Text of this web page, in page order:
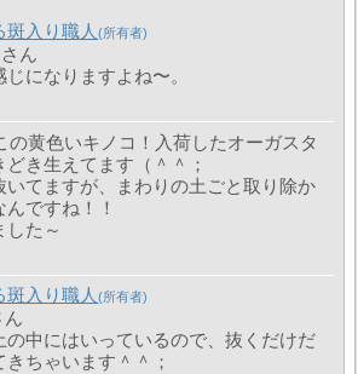
斑入り職人
ん
になりますよね〜。
の黄色いキノコ！入荷したオーガスタ
どき生えてます（＾＾；
いてますが、まわりの土ごと取り除か
ですね！！
した～
斑入り職人
ん
の中にはいっているので、抜くだけだ
きちゃいます＾＾；